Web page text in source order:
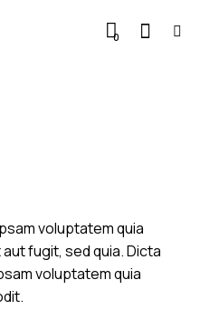
0
voluptatem quia
fugit, sed quia. Dicta
voluptatem quia